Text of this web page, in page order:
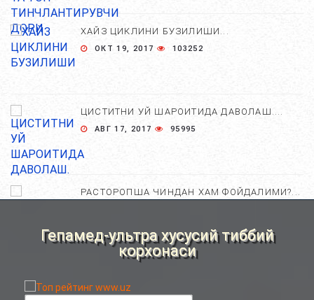
ХАЙЗ ЦИКЛИНИ БУЗИЛИШИ...
ОКТ 19, 2017 103252
ЦИСТИТНИ УЙ ШАРОИТИДА ДАВОЛАШ....
АВГ 17, 2017 95995
РАСТОРОПША ЧИНДАН ХАМ ФОЙДАЛИМИ?...
НОСТАНДАРТ УСУЛЛАРИ....
Гепамед-ультра хусусий тиббий
корхонаси